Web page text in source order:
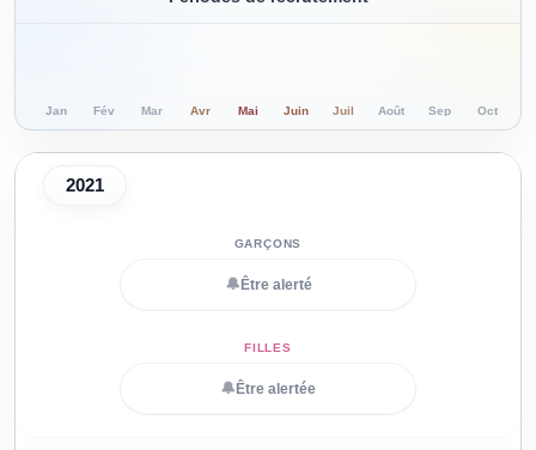
Jan Fév Mar Avr Mai Juin Juil Août Sep Oct
2021
🔔 Être alerté
🔔 Être alertée